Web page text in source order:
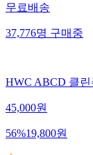
무료배송
37,776명구매중
HWC ABCD 클린
45,000원
56%19,800원